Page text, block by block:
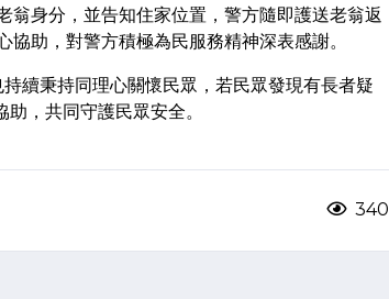
身分，並告知住家位置，警方隨即護送老翁返
助，對警方積極為民服務精神深表感謝。
續秉持同理心關懷民眾，若民眾發現有長者疑
，共同守護民眾安全。
340